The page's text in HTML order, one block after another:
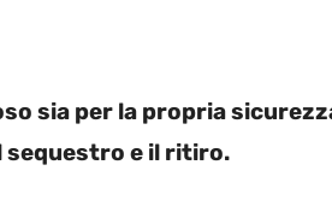
sia per la propria
sequestro e il ritiro.